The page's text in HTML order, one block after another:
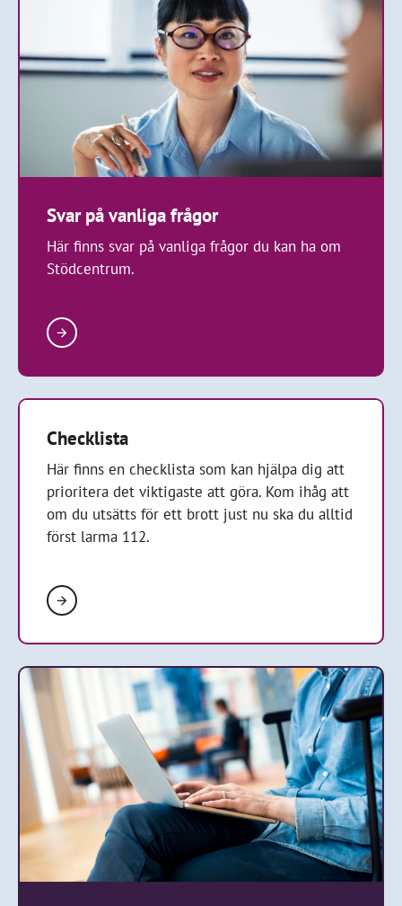
Svar på vanliga frågor
Här finns svar på vanliga frågor du kan ha om
Stödcentrum.
Checklista
Här finns en checklista som kan hjälpa dig att
prioritera det viktigaste att göra. Kom ihåg att
om du utsätts för ett brott just nu ska du alltid
först larma 112.